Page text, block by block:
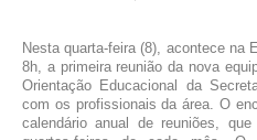
Nesta quarta-feira (8), acontece na
8h, a primeira reunião da nova
Orientação Educacional da
com os profissionais da área. O
calendário anual de reuniões,